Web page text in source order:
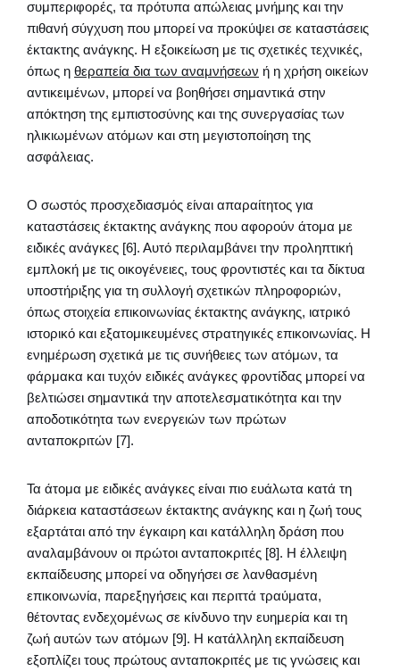
συμπεριφορές, τα πρότυπα απώλειας μνήμης και την
πιθανή σύγχυση που μπορεί να προκύψει σε καταστάσεις
έκτακτης ανάγκης. Η εξοικείωση με τις σχετικές τεχνικές,
όπως η θεραπεία δια των αναμνήσεων ή η χρήση οικείων
αντικειμένων, μπορεί να βοηθήσει σημαντικά στην
απόκτηση της εμπιστοσύνης και της συνεργασίας των
ηλικιωμένων ατόμων και στη μεγιστοποίηση της
ασφάλειας.
Ο σωστός προσχεδιασμός είναι απαραίτητος για
καταστάσεις έκτακτης ανάγκης που αφορούν άτομα με
ειδικές ανάγκες [6]. Αυτό περιλαμβάνει την προληπτική
εμπλοκή με τις οικογένειες, τους φροντιστές και τα δίκτυα
υποστήριξης για τη συλλογή σχετικών πληροφοριών,
όπως στοιχεία επικοινωνίας έκτακτης ανάγκης, ιατρικό
ιστορικό και εξατομικευμένες στρατηγικές επικοινωνίας. Η
ενημέρωση σχετικά με τις συνήθειες των ατόμων, τα
φάρμακα και τυχόν ειδικές ανάγκες φροντίδας μπορεί να
βελτιώσει σημαντικά την αποτελεσματικότητα και την
αποδοτικότητα των ενεργειών των πρώτων
ανταποκριτών [7].
Τα άτομα με ειδικές ανάγκες είναι πιο ευάλωτα κατά τη
διάρκεια καταστάσεων έκτακτης ανάγκης και η ζωή τους
εξαρτάται από την έγκαιρη και κατάλληλη δράση που
αναλαμβάνουν οι πρώτοι ανταποκριτές [8]. Η έλλειψη
εκπαίδευσης μπορεί να οδηγήσει σε λανθασμένη
επικοινωνία, παρεξηγήσεις και περιττά τραύματα,
θέτοντας ενδεχομένως σε κίνδυνο την ευημερία και τη
ζωή αυτών των ατόμων [9]. Η κατάλληλη εκπαίδευση
εξοπλίζει τους πρώτους ανταποκριτές με τις γνώσεις και